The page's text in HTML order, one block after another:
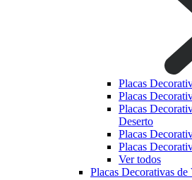
Placas
Placas
Placas
Deserto
Placas
Placas
Ver todos
Placas Decorativas de